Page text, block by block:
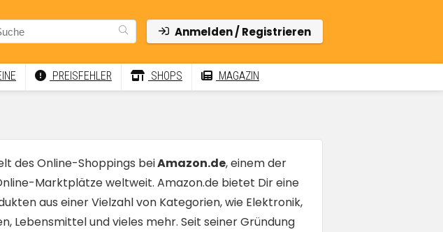
Anmelden / Registrieren
PREISFEHLER SHOPS MAGAZIN
des Online-Shoppings beiAmazon.de, einem der
Marktplätze weltweit. Amazon.de bietet Dir eine
aus einer Vielzahl von Kategorien, wie Elektronik,
Lebensmittel und vieles mehr. Seit seiner Gründung